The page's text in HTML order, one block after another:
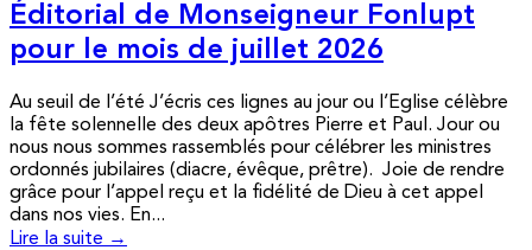
Éditorial de Monseigneur Fonlupt
pour le mois de juillet 2026
Au seuil de l’été J’écris ces lignes au jour ou l’Eglise célèbre
la fête solennelle des deux apôtres Pierre et Paul. Jour ou
nous nous sommes rassemblés pour célébrer les ministres
ordonnés jubilaires (diacre, évêque, prêtre). Joie de rendre
grâce pour l’appel reçu et la fidélité de Dieu à cet appel
dans nos vies. En...
Lire la suite →